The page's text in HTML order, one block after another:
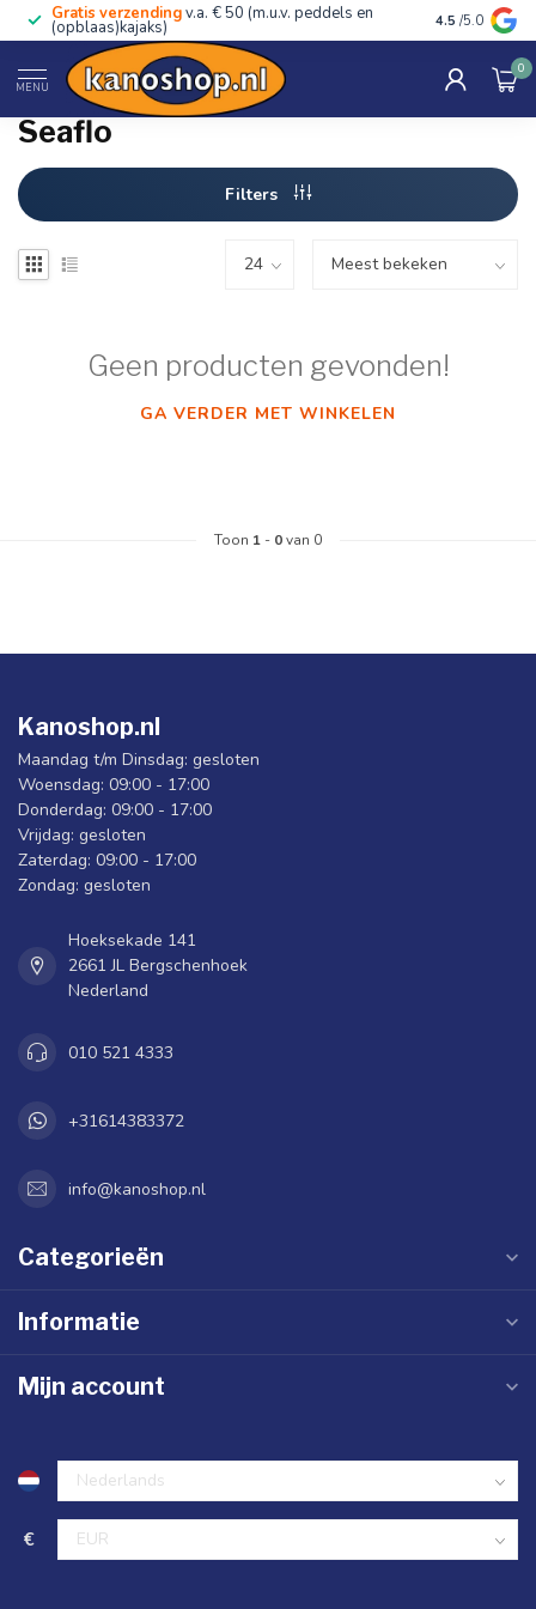
Gratis verzendingv.a. € 50 (m.u.v. peddels en
(opblaas)kajaks) Advies van
4.5 /5.0
MENU
0
Home / Merken / Seaflo
Seaflo
Filters
Geen producten gevonden!
GA VERDER MET WINKELEN
Toon 1 - 0van 0
Kanoshop.nl
Maandag t/m Dinsdag: gesloten
Woensdag: 09:00 - 17:00
Donderdag: 09:00 - 17:00
Vrijdag: gesloten
Zaterdag: 09:00 - 17:00
Zondag: gesloten
Hoeksekade 141
2661 JL Bergschenhoek
Nederland
010 521 4333
+31614383372
info@kanoshop.nl
Categorieën
Informatie
Mijn account
€